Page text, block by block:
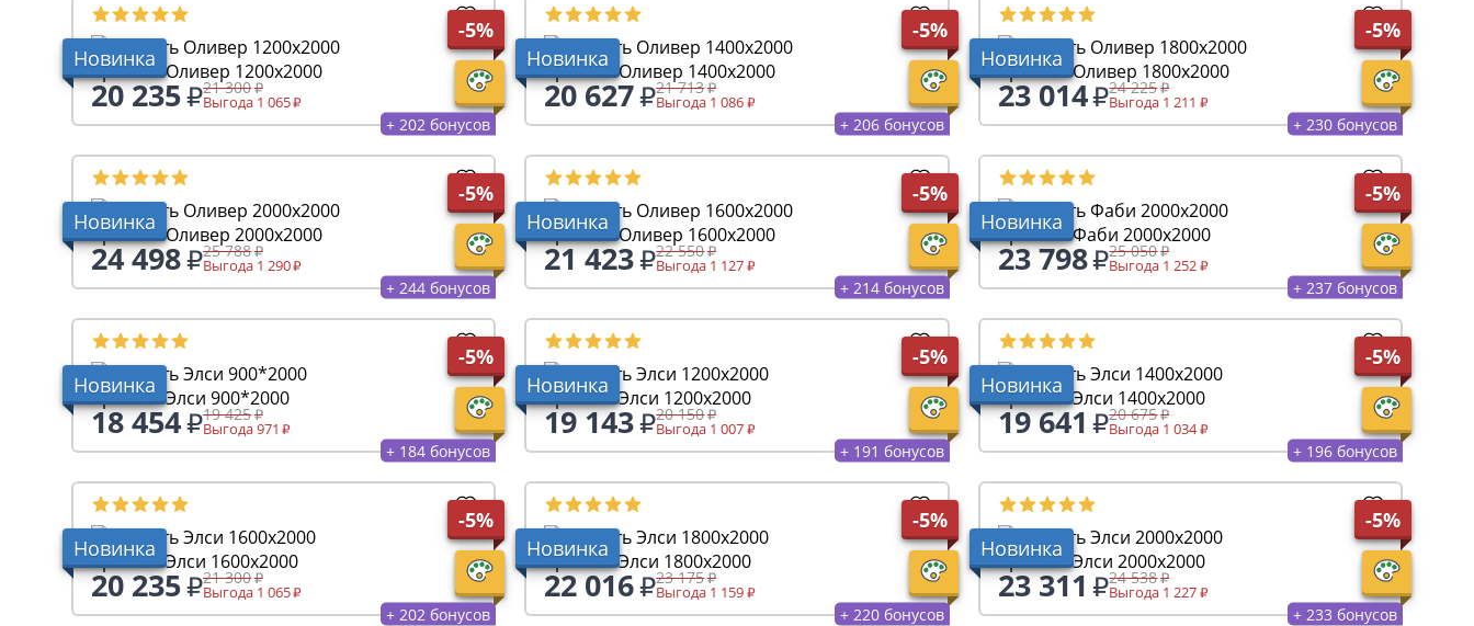
Новинка
-5%
Кровать Оливер 1200х2000
20 235 21 300
Выгода 1 065
+ 202 бонусов
Новинка
-5%
Кровать Оливер 1400х2000
20 627 21 713
Выгода 1 086
+ 206 бонусов
Новинка
-5%
Кровать Оливер 1800х2000
23 014 24 225
Выгода 1 211
+ 230 бонусов
Новинка
-5%
Кровать Оливер 2000х2000
24 498 25 788
Выгода 1 290
+ 244 бонусов
Новинка
-5%
Кровать Оливер 1600х2000
21 423 22 550
Выгода 1 127
+ 214 бонусов
Новинка
-5%
Кровать Фаби 2000х2000
23 798 25 050
Выгода 1 252
+ 237 бонусов
Новинка
-5%
Кровать Элси 900*2000
18 454 19 425
Выгода 971
+ 184 бонусов
Новинка
-5%
Кровать Элси 1200х2000
19 143 20 150
Выгода 1 007
+ 191 бонусов
Новинка
-5%
Кровать Элси 1400х2000
19 641 20 675
Выгода 1 034
+ 196 бонусов
Новинка
-5%
Кровать Элси 1600х2000
20 235 21 300
Выгода 1 065
+ 202 бонусов
Новинка
-5%
Кровать Элси 1800х2000
22 016 23 175
Выгода 1 159
+ 220 бонусов
Новинка
-5%
Кровать Элси 2000х2000
23 311 24 538
Выгода 1 227
+ 233 бонусов